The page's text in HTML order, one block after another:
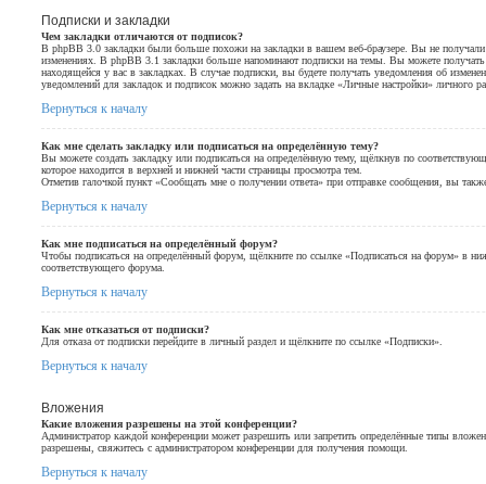
Подписки и закладки
Чем закладки отличаются от подписок?
В phpBB 3.0 закладки были больше похожи на закладки в вашем веб-браузере. Вы не
изменениях. В phpBB 3.1 закладки больше напоминают подписки на темы. Вы можете
находящейся у вас в закладках. В случае подписки, вы будете получать уведомления об
уведомлений для закладок и подписок можно задать на вкладке «Личные настройки» личного
Вернуться к началу
Как мне сделать закладку или подписаться на определённую тему?
Вы можете создать закладку или подписаться на определённую тему, щёлкнув по
которое находится в верхней и нижней части страницы просмотра тем.
Отметив галочкой пункт «Сообщать мне о получении ответа» при отправке сообщения, вы
Вернуться к началу
Как мне подписаться на определённый форум?
Чтобы подписаться на определённый форум, щёлкните по ссылке «Подписаться на форум» в
соответствующего форума.
Вернуться к началу
Как мне отказаться от подписки?
Для отказа от подписки перейдите в личный раздел и щёлкните по ссылке «Подписки».
Вернуться к началу
Вложения
Какие вложения разрешены на этой конференции?
Администратор каждой конференции может разрешить или запретить определённые типы
разрешены, свяжитесь с администратором конференции для получения помощи.
Вернуться к началу